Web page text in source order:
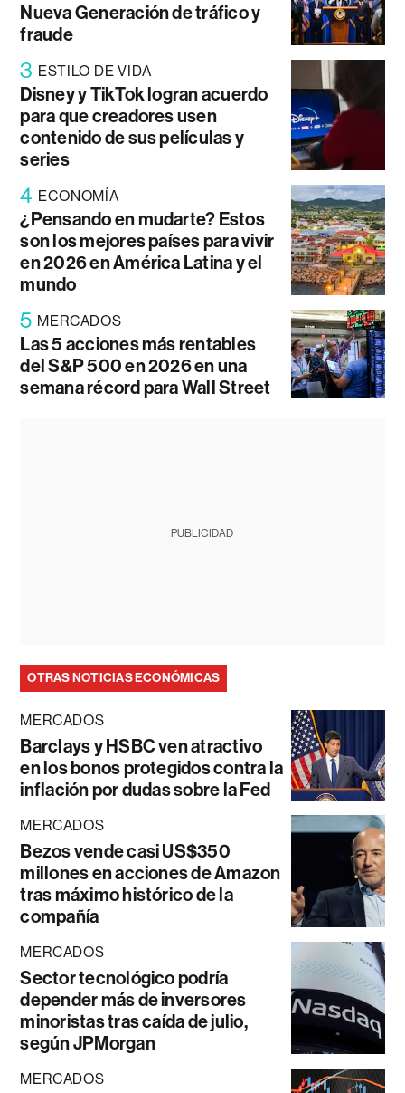
Nueva Generación de tráfico y
fraude
3 ESTILO DE VIDA
Disney y TikTok logran acuerdo
para que creadores usen
contenido de sus películas y
series
4 ECONOMÍA
¿Pensando en mudarte? Estos
son los mejores países para vivir
en 2026 en América Latina y el
mundo
5 MERCADOS
Las 5 acciones más rentables
del S&P 500 en 2026 en una
semana récord para Wall Street
PUBLICIDAD
OTRAS NOTICIAS ECONÓMICAS
MERCADOS
Barclays y HSBC ven atractivo
en los bonos protegidos contra la
inflación por dudas sobre la Fed
MERCADOS
Bezos vende casi US$350
millones en acciones de Amazon
tras máximo histórico de la
compañía
MERCADOS
Sector tecnológico podría
depender más de inversores
minoristas tras caída de julio,
según JPMorgan
MERCADOS